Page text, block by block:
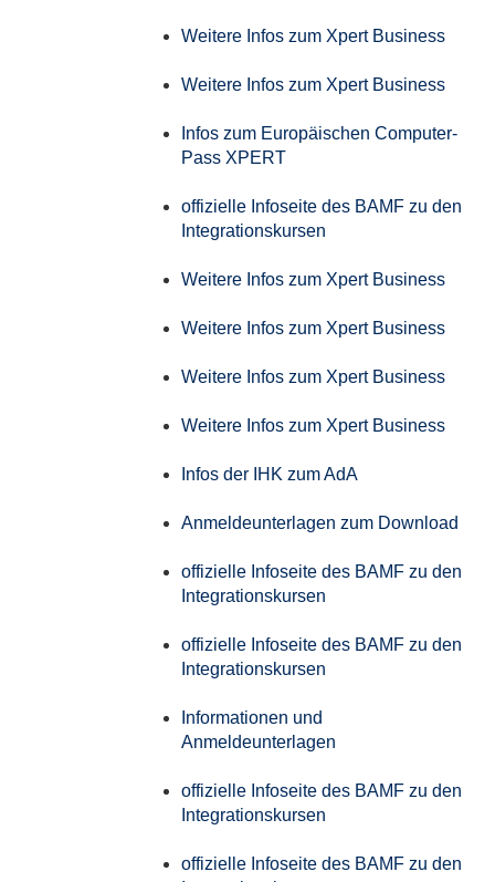
Weitere Infos zum Xpert Business
Weitere Infos zum Xpert Business
Infos zum Europäischen Computer-
Pass XPERT
offizielle Infoseite des BAMF zu den
Integrationskursen
Weitere Infos zum Xpert Business
Weitere Infos zum Xpert Business
Weitere Infos zum Xpert Business
Weitere Infos zum Xpert Business
Infos der IHK zum AdA
Anmeldeunterlagen zum Download
offizielle Infoseite des BAMF zu den
Integrationskursen
offizielle Infoseite des BAMF zu den
Integrationskursen
Informationen und
Anmeldeunterlagen
offizielle Infoseite des BAMF zu den
Integrationskursen
offizielle Infoseite des BAMF zu den